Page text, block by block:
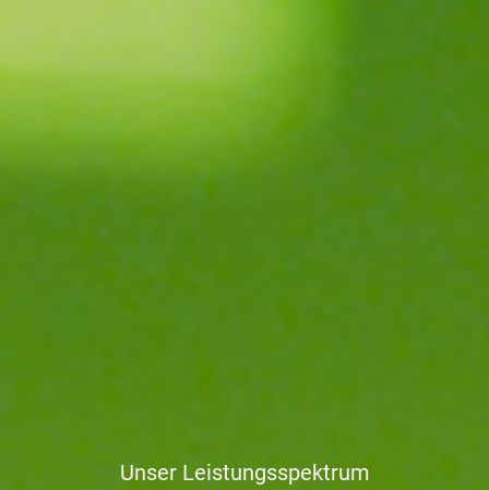
Unser Leistungsspektrum